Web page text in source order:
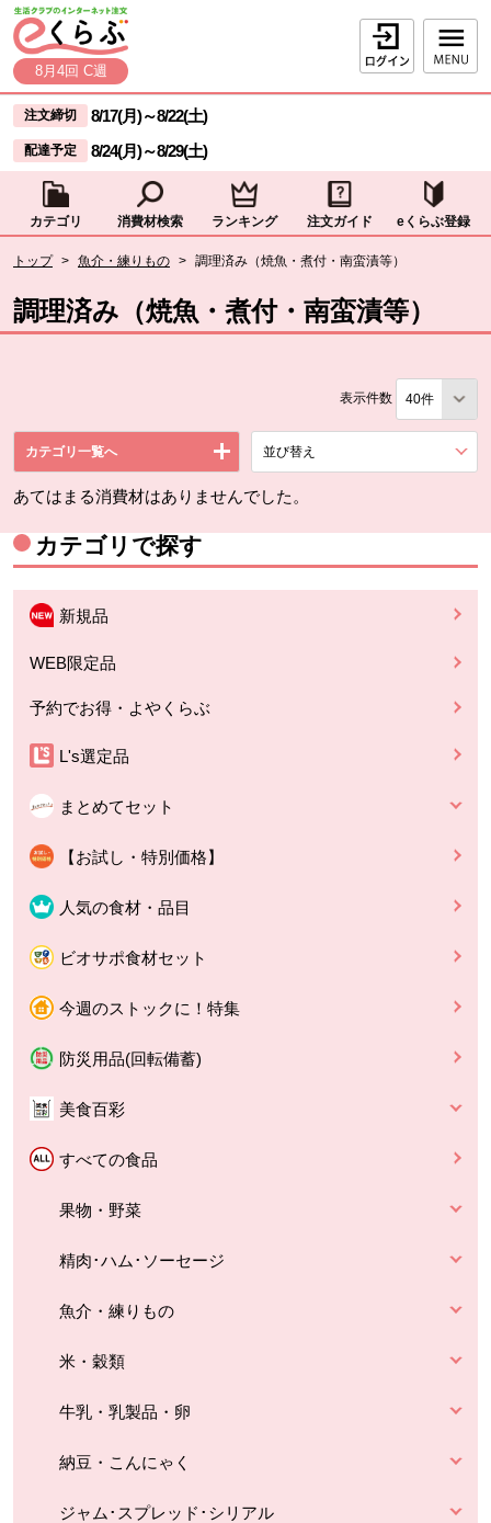
ページの先頭です。
本文へジャンプする。
8月4回 C週
ログイン
ここからサイト内共通メニューです。
サイト内共通メニューをスキップする
注文締切 8/17(月)～8/22(土)
配達予定 8/24(月)～8/29(土)
カテゴリ 消費材検索 ランキング 注文ガイド eくらぶ登録
トップ > 魚介・練りもの > 調理済み（焼魚・煮付・南蛮漬等）
調理済み（焼魚・煮付・南蛮漬等）
表示件数
カテゴリ一覧へ 並び替え
あてはまる消費材はありませんでした。
カテゴリで探す
新規品
WEB限定品
予約でお得・よやくらぶ
L's選定品
まとめてセット
【お試し・特別価格】
人気の食材・品目
ビオサポ食材セット
今週のストックに！特集
防災用品(回転備蓄)
美食百彩
すべての食品
果物・野菜
精肉･ハム･ソーセージ
魚介・練りもの
米・穀類
牛乳・乳製品・卵
納豆・こんにゃく
ジャム･スプレッド･シリアル